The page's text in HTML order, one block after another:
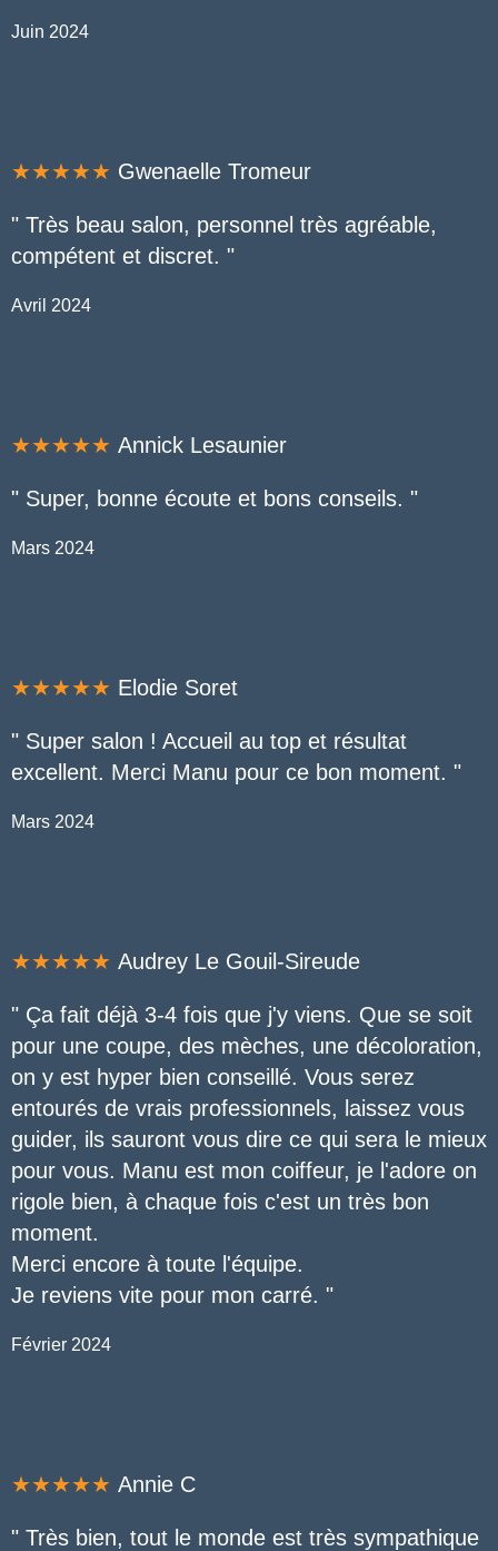
Juin 2024
★★★★★ Gwenaelle Tromeur
" Très beau salon, personnel très agréable,
compétent et discret. "
Avril 2024
★★★★★ Annick Lesaunier
" Super, bonne écoute et bons conseils. "
Mars 2024
★★★★★ Elodie Soret
" Super salon ! Accueil au top et résultat
excellent. Merci Manu pour ce bon moment. "
Mars 2024
★★★★★ Audrey Le Gouil-Sireude
" Ça fait déjà 3-4 fois que j'y viens. Que se soit
pour une coupe, des mèches, une décoloration,
on y est hyper bien conseillé. Vous serez
entourés de vrais professionnels, laissez vous
guider, ils sauront vous dire ce qui sera le mieux
pour vous. Manu est mon coiffeur, je l'adore on
rigole bien, à chaque fois c'est un très bon
moment.
Merci encore à toute l'équipe.
Je reviens vite pour mon carré. "
Février 2024
★★★★★ Annie C
" Très bien, tout le monde est très sympathique